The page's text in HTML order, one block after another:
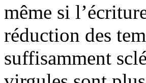
même si
réduction des
suffisamment